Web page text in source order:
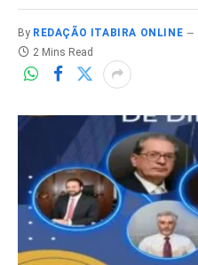
By REDAÇÃO ITABIRA ONLINE
2 Mins Read